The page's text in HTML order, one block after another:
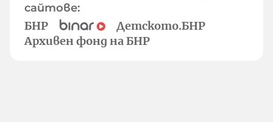
сайтове:
БНР
Детското.БНР
Архивен фонд на БНР